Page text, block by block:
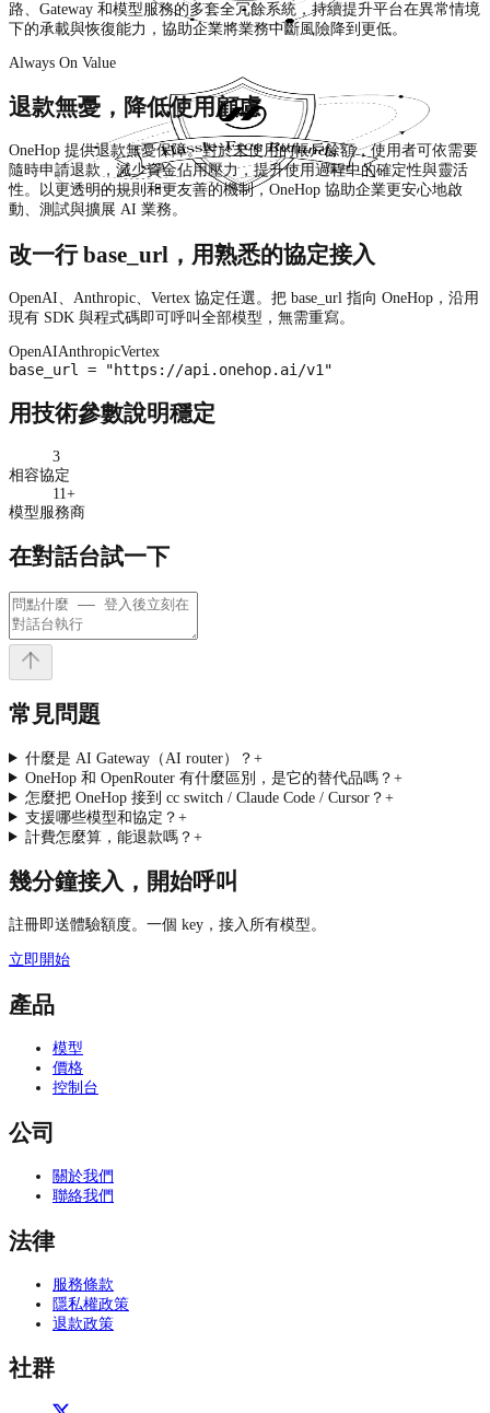
路、Gateway 和模型服務的多套全冗餘系統，持續提升平台在異常情境
下的承載與恢復能力，協助企業將業務中斷風險降到更低。
Always On Value
退款無憂，降低使用顧慮
OneHop 提供退款無憂保障。對於未使用的帳戶餘額，使用者可依需要
隨時申請退款，減少資金佔用壓力，提升使用過程中的確定性與靈活
性。以更透明的規則和更友善的機制，OneHop 協助企業更安心地啟
動、測試與擴展 AI 業務。
改一行 base_url，用熟悉的協定接入
OpenAI、Anthropic、Vertex 協定任選。把 base_url 指向 OneHop，沿用
現有 SDK 與程式碼即可呼叫全部模型，無需重寫。
OpenAIAnthropicVertex
base_url = "https://api.onehop.ai/v1"
用技術參數說明穩定
3
相容協定
11 +
模型服務商
在對話台試一下
常見問題
什麼是 AI Gateway（AI router）？ +
OneHop 和 OpenRouter 有什麼區別，是它的替代品嗎？ +
怎麼把 OneHop 接到 cc switch / Claude Code / Cursor？ +
支援哪些模型和協定？ +
計費怎麼算，能退款嗎？ +
幾分鐘接入，開始呼叫
註冊即送體驗額度。一個 key，接入所有模型。
立即開始
產品
模型
價格
控制台
公司
關於我們
聯絡我們
法律
服務條款
隱私權政策
退款政策
社群